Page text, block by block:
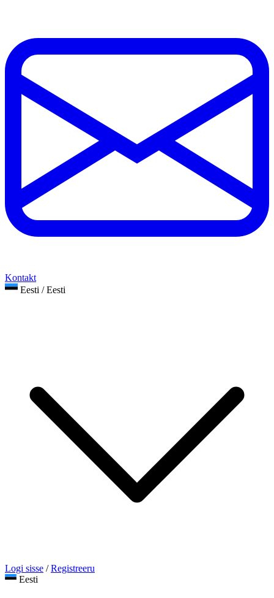
Kontakt
Eesti / Eesti
Logi sisse / Registreeru
Eesti